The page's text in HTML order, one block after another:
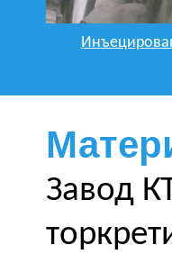
Завод